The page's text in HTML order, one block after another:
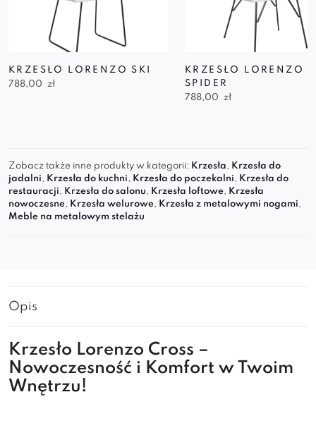
KRZESŁO LORENZO SKI
788,00
zł
KRZESŁO LORENZO
SPIDER
788,00
zł
Zobacz także inne produkty w kategorii: Krzesła, Krzesła do
jadalni, Krzesła do kuchni, Krzesła do poczekalni, Krzesła do
restauracji, Krzesła do salonu, Krzesła loftowe, Krzesła
nowoczesne, Krzesła welurowe, Krzesła z metalowymi nogami,
Meble na metalowym stelażu
Opis
Krzesło Lorenzo Cross –
Nowoczesność i Komfort w Twoim
Wnętrzu!